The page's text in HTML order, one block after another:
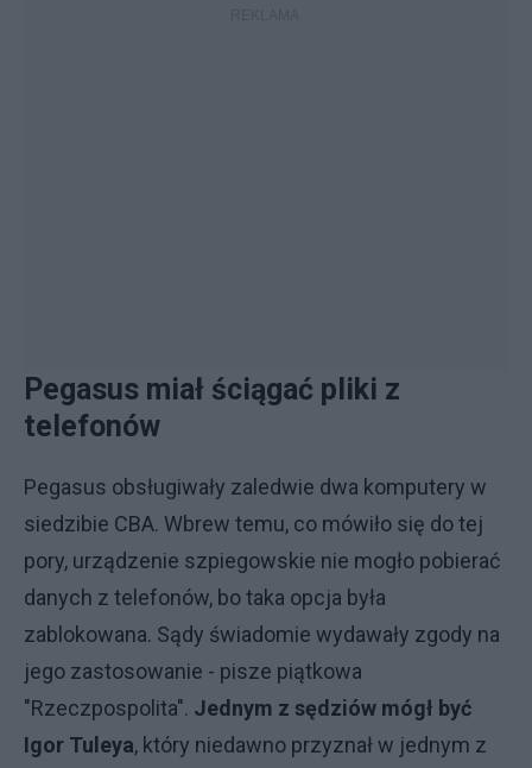
Pegasus miał ściągać pliki z
telefonów
Pegasus obsługiwały zaledwie dwa komputery w
siedzibie CBA. Wbrew temu, co mówiło się do tej
pory, urządzenie szpiegowskie nie mogło pobierać
danych z telefonów, bo taka opcja była
zablokowana. Sądy świadomie wydawały zgody na
jego zastosowanie - pisze piątkowa
"Rzeczpospolita". Jednym z sędziów mógł być
Igor Tuleya, który niedawno przyznał w jednym z